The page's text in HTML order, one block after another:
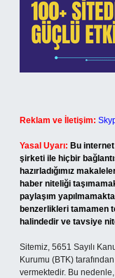
Reklam ve İletişim:
Yasal Uyarı: Bu
şirketi ile hiçbir
hazırladığımız
haber niteliği
paylaşım
benzerlikleri tamamen
halindedir ve tavsiye
Sitemiz, 5651 Sayılı
Kurumu (BTK)
vermektedir. Bu